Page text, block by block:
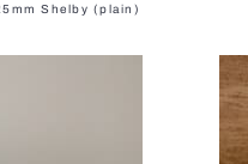
Shelby (plain)